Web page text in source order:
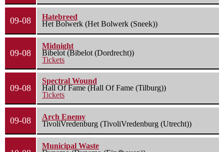
09-08
Hatebreed
Het Bolwerk (Het Bolwerk (Sneek))
09-08
Midnight
Bibelot (Bibelot (Dordrecht))
Tickets
09-08
Spectral Wound
Hall Of Fame (Hall Of Fame (Tilburg))
Tickets
09-08
Arch Enemy
TivoliVredenburg (TivoliVredenburg (Utrecht))
Municipal Waste